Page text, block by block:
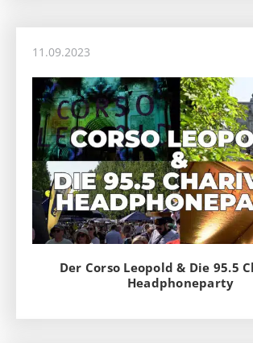
11.09.2023
Der Corso Leopold & Die 95.5
Headphoneparty